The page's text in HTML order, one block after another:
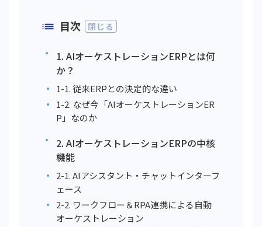
閉じる
目次
1. AIオーケストレーションERPとは何
か？
1-1. 従来ERPとの決定的な違い
1-2. なぜ今「AIオーケストレーションER
P」なのか
2. AIオーケストレーションERPの中核
機能
2-1. AIアシスタント・チャットインターフ
ェース
2-2. ワークフロー＆RPA連携による自動
オーケストレーション